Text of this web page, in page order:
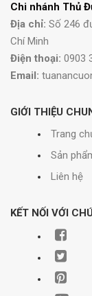
Chi nhánh Thủ
Địa chỉ: Số 246
Chí Minh
Điện thoại: 0903
Email:
GIỚI THIỆU
Trang
Sản
Liên hệ
KẾT NỐI VỚI